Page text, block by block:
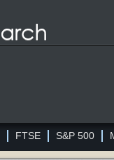
FTSE S&P 500